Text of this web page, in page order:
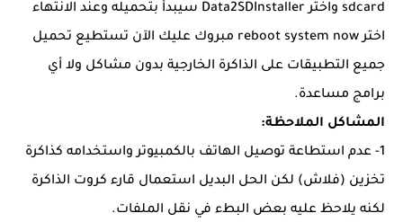
sdcard واختر Data2SDInstaller سيبدأ بتحميله وعند الانتهاء
اختر reboot system now مبروك عليك الآن تستطيع تحميل
جميع التطبيقات على الذاكرة الخارجية بدون مشاكل ولا أي
برامج مساعدة.
المشاكل الملاحظة:
1- عدم استطاعة توصيل الهاتف بالكمبيوتر واستخدامه كذاكرة
تخزين (فلاش) لكن الحل البديل استعمال قارء كروت الذاكرة
لكنه يلاحظ عليه بعض البطء في نقل الملفات.